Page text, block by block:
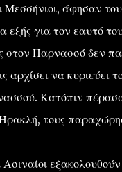
άφησαν
εξής για τον εαυτό
στον Παρνασσό δεν
να κυριεύει
Κατόπιν
τους